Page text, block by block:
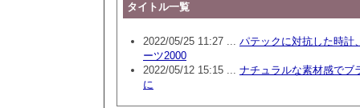
タイトル一覧
2022/05/25 11:27 ... パテックに対抗した時計
ーツ2000
2022/05/12 15:15 ... ナチュラルな素材感でブ
に